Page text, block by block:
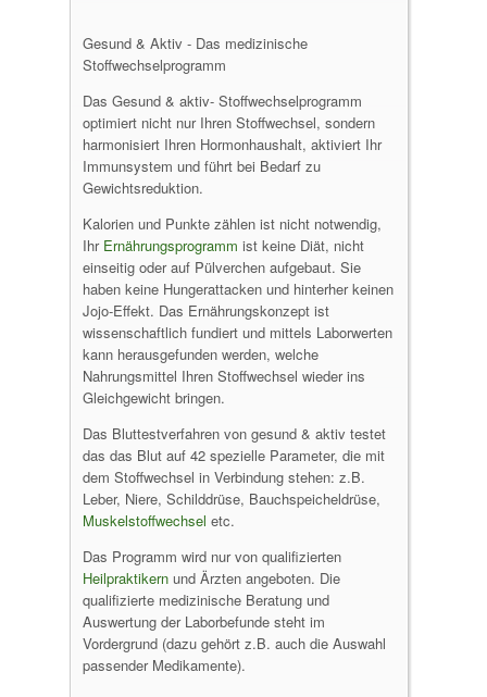
Gesund & Aktiv - Das medizinische
Stoffwechselprogramm
Das Gesund & aktiv- Stoffwechselprogramm
optimiert nicht nur Ihren Stoffwechsel, sondern
harmonisiert Ihren Hormonhaushalt, aktiviert Ihr
Immunsystem und führt bei Bedarf zu
Gewichtsreduktion.
Kalorien und Punkte zählen ist nicht notwendig,
Ihr Ernährungsprogramm ist keine Diät, nicht
einseitig oder auf Pülverchen aufgebaut. Sie
haben keine Hungerattacken und hinterher keinen
Jojo-Effekt. Das Ernährungskonzept ist
wissenschaftlich fundiert und mittels Laborwerten
kann herausgefunden werden, welche
Nahrungsmittel Ihren Stoffwechsel wieder ins
Gleichgewicht bringen.
Das Bluttestverfahren von gesund & aktiv testet
das das Blut auf 42 spezielle Parameter, die mit
dem Stoffwechsel in Verbindung stehen: z.B.
Leber, Niere, Schilddrüse, Bauchspeicheldrüse,
Muskelstoffwechsel etc.
Das Programm wird nur von qualifizierten
Heilpraktikern und Ärzten angeboten. Die
qualifizierte medizinische Beratung und
Auswertung der Laborbefunde steht im
Vordergrund (dazu gehört z.B. auch die Auswahl
passender Medikamente).